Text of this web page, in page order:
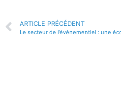
ARTICLE PRÉCÉDENT